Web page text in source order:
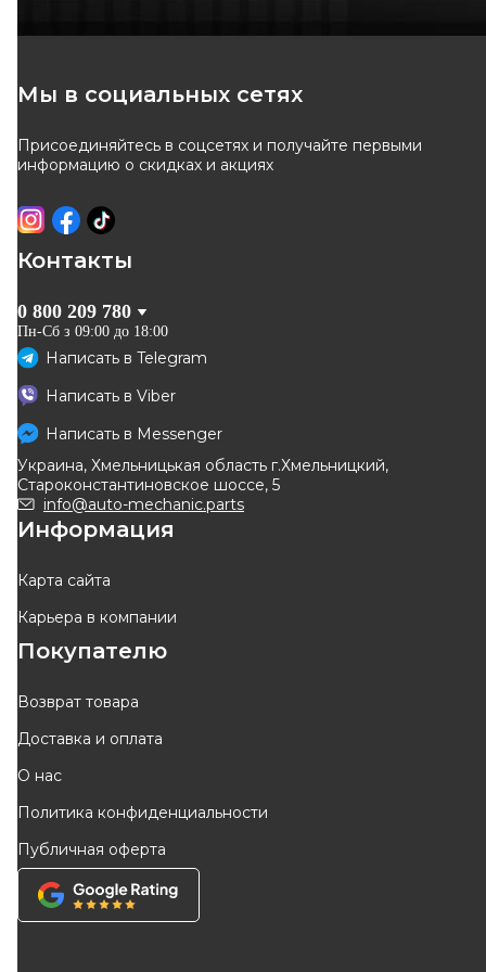
Clio III/Megane II 02 Пр.
450 грн
КУПИТЬ
Renault Megane II/Scenic II
669 грн
КУПИТЬ
-10 %
FARE SA
Наконечник рулевой тяги
правый
Код: RD362
377 грн
340 грн
КУПИТЬ
Отправка
458 грн
413
- 10 %
APlus
515 грн
КУПИТЬ
Clio III/Megane II 02 Правый
Мы в социальных сетях
Присоединяйтесь в соцсетях и получайте первыми
информацию о скидках и акциях
Контакты
0 800 209 780
Пн-Сб з 09:00 до 18:00
Написать в Telegram
Написать в Viber
Написать в Messenger
Украина, Хмельницькая область г.Хмельницкий,
Староконстантиновское шоссе, 5
info@auto-mechanic.parts
Информация
Карта сайта
Карьера в компании
Покупателю
Возврат товара
Доставка и оплата
О нас
Политика конфиденциальности
Публичная оферта